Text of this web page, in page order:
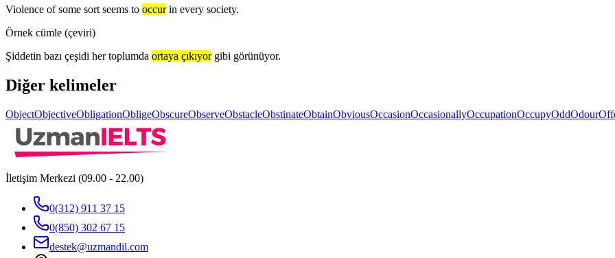
Violence of some sort seems to occur in every society.
Örnek cümle (çeviri)
Şiddetin bazı çeşidi her toplumda ortaya çıkıyor gibi görünüyor.
Diğer kelimeler
ObjectObjectiveObligationObligeObscureObserveObstacleObstinateObtainObviousOccasionOccasionallyOccupationOccupyOddOdour
İletişim Merkezi (09.00 - 22.00)
0(312) 911 37 15
0(850) 302 67 15
destek@uzmandil.com